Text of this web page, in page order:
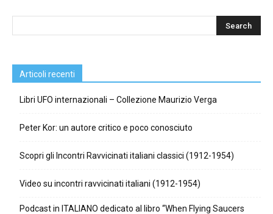
Articoli recenti
Libri UFO internazionali – Collezione Maurizio Verga
Peter Kor: un autore critico e poco conosciuto
Scopri gli Incontri Ravvicinati italiani classici (1912-1954)
Video su incontri ravvicinati italiani (1912-1954)
Podcast in ITALIANO dedicato al libro “When Flying Saucers